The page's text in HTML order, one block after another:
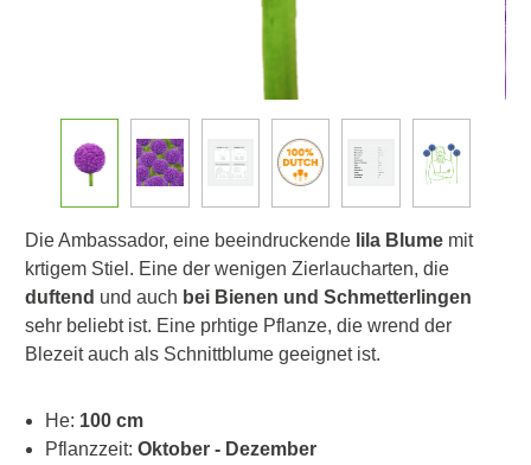
Die Ambassador, eine beeindruckende lila Blume mit
krtigem Stiel. Eine der wenigen Zierlaucharten, die
duftend und auch bei Bienen und Schmetterlingen
sehr beliebt ist. Eine prhtige Pflanze, die wrend der
Blezeit auch als Schnittblume geeignet ist.
He: 100 cm
Pflanzzeit: Oktober - Dezember